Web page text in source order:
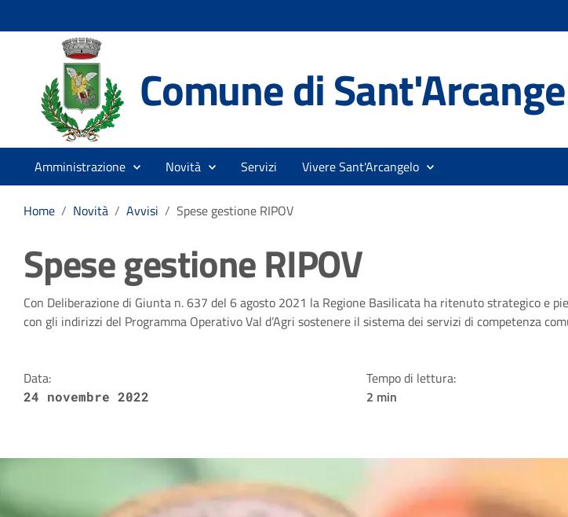
Comune di
Amministrazione Novità Servizi Vivere Sant'Arcangelo
Home / Novità / Avvisi / Spese gestione RIPOV
Spese gestione RIPOV
Dettagli della notizia
Con Deliberazione di Giunta n. 637 del 6 agosto 2021 la Regione Basilicata ha ritenuto strategico e
con gli indirizzi del Programma Operativo Val d’Agri sostenere il sistema dei servizi di competenza
Data:
24 novembre 2022
Tempo di lettura:
2 min